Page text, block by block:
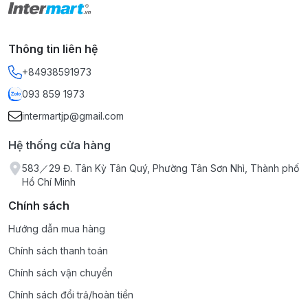
duy trì sức khỏe, hoặc theo chỉ dẫn của chuyên gia y
Cách dùng: Uống với nước lọc hoặc nước ấm sau khi
ăn.
Đối tượng sử dụng:
Người muốn tăng cường sức đề kháng và hệ miễn dịch.
Người đang trong hoặc sau quá trình điều trị hóa trị, xạ
Người có nguy cơ mắc các bệnh lý liên quan đến khối
u hoặc lão hóa sớm.
Lưu ý: Sản phẩm này không phải là thuốc và không có
Thông tin liên hệ
+84938591973
093 859 1973
intermartjp@gmail.com
Hệ thống cửa hàng
583／29 Đ. Tân Kỳ Tân Quý, Phường Tân Sơn Nhì, Thành phố
Hồ Chí Minh
Chính sách
Hướng dẫn mua hàng
Chính sách thanh toán
Chính sách vận chuyển
Chính sách đổi trả/hoàn tiền